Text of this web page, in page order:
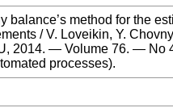
balance’s method for the
/ V. Loveikin, Y.
2014. — Volume 76. — No
processes).